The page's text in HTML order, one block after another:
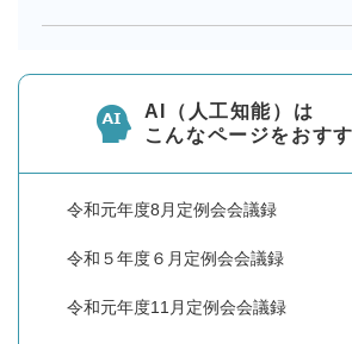
AI（人工知能）は
こんなページをおす
令和元年度8月定例会会議録
令和５年度６月定例会会議録
令和元年度11月定例会会議録